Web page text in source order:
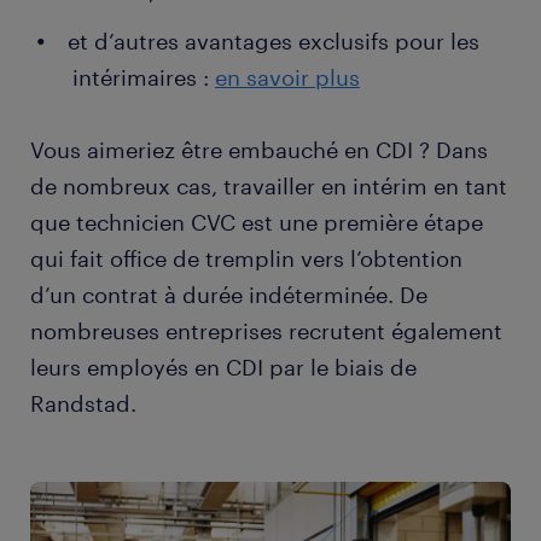
et d’autres avantages exclusifs pour les
intérimaires : en savoir plus
Vous aimeriez être embauché en CDI ? Dans
de nombreux cas, travailler en intérim en tant
que technicien CVC est une première étape
qui fait office de tremplin vers l’obtention
d’un contrat à durée indéterminée. De
nombreuses entreprises recrutent également
leurs employés en CDI par le biais de
Randstad.